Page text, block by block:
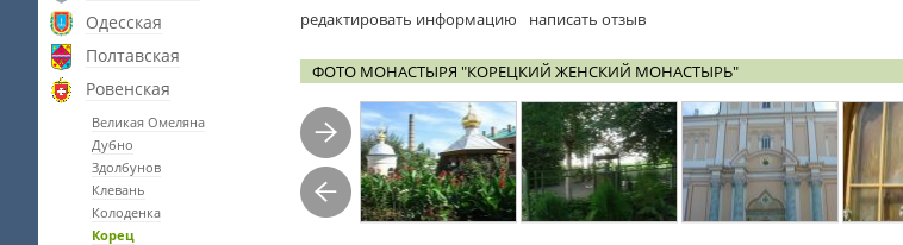
Одесская
Полтавская
Ровенская
Великая Омеляна
Дубно
Здолбунов
Клевань
Колоденка
Корец
редактировать информацию написать отзыв
ФОТО МОНАСТЫРЯ "КОРЕЦКИЙ ЖЕНСКИЙ МОНАСТЫРЬ"